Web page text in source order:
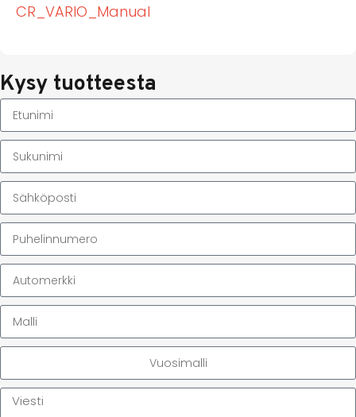
CR_VARIO_Manual
Kysy tuotteesta